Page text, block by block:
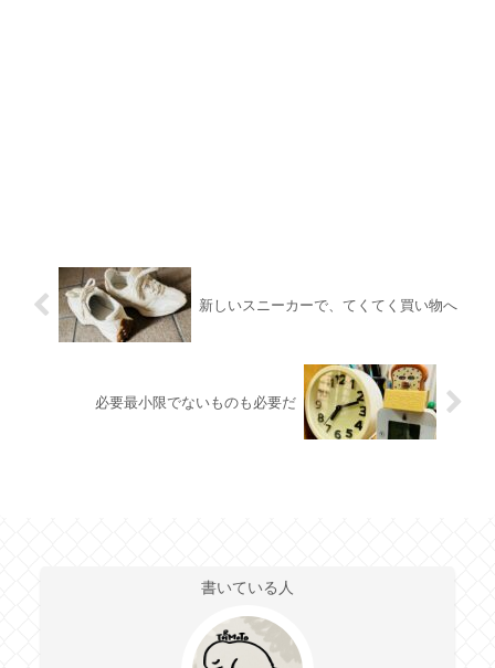
新しいスニーカーで、てくてく買い物へ
必要最小限でないものも必要だ
書いている人